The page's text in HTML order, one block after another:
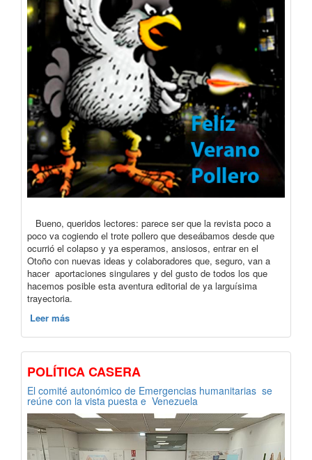
Bueno, queridos lectores: parece ser que la revista poco a
poco va cogiendo el trote pollero que deseábamos desde que
ocurrió el colapso y ya esperamos, ansiosos, entrar en el
Otoño con nuevas ideas y colaboradores que, seguro, van a
hacer aportaciones singulares y del gusto de todos los que
hacemos posible esta aventura editorial de ya larguísima
trayectoria.
Leer más
POLÍTICA CASERA
El comité autonómico de Emergencias humanitarias se
reúne con la vista puesta e Venezuela